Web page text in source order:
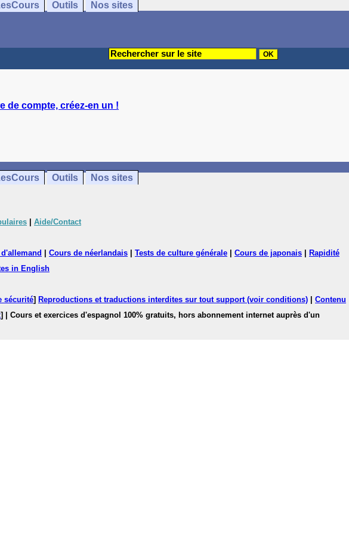
Outils Nos sites
de compte, créez-en un !
Outils Nos sites
Aide/Contact
Cours de néerlandais Tests de culture générale Cours de japonais
Rapidité
in English
sécurité] Reproductions et traductions interdites sur tout support (voir conditions)
Contenu
]
| Cours et exercices d'espagnol 100% gratuits, hors abonnement internet auprès d'un